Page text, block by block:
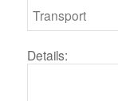
Details: